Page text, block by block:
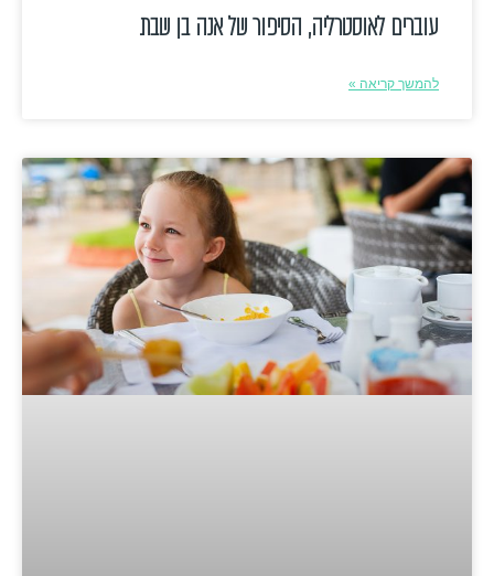
עוברים לאוסטרליה, הסיפור של אנה בן שבת
להמשך קריאה »